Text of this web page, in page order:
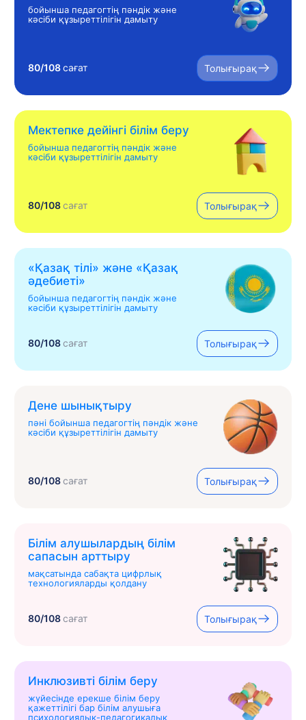
бойынша педагогтің пәндік және
кәсіби құзыреттілігін дамыту
80/108сағат Толығырақ
Мектепке дейінгі білім беру
бойынша педагогтің пәндік және
кәсіби құзыреттілігін дамыту
80/108сағат Толығырақ
«Қазақ тілі» жəне «Қазақ
əдебиеті»
бойынша педагогтің пәндік және
кәсіби құзыреттілігін дамыту
80/108сағат Толығырақ
Дене шынықтыру
пәні бойынша педагогтің пәндік және
кәсіби құзыреттілігін дамыту
80/108сағат Толығырақ
Білім алушылардың білім
сапасын арттыру
мақсатында сабақта цифрлық
технологияларды қолдану
80/108сағат Толығырақ
Инклюзивті білім беру
жүйесінде ерекше білім беру
қажеттілігі бар білім алушыға
психологиялық-педагогикалық